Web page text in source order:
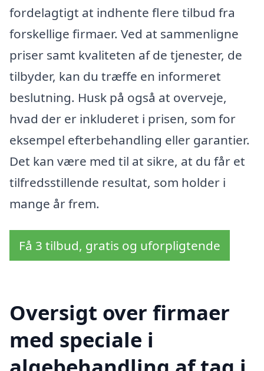
fordelagtigt at indhente flere tilbud fra
forskellige firmaer. Ved at sammenligne
priser samt kvaliteten af de tjenester, de
tilbyder, kan du træffe en informeret
beslutning. Husk på også at overveje,
hvad der er inkluderet i prisen, som for
eksempel efterbehandling eller garantier.
Det kan være med til at sikre, at du får et
tilfredsstillende resultat, som holder i
mange år frem.
Få 3 tilbud, gratis og uforpligtende
Oversigt over firmaer
med speciale i